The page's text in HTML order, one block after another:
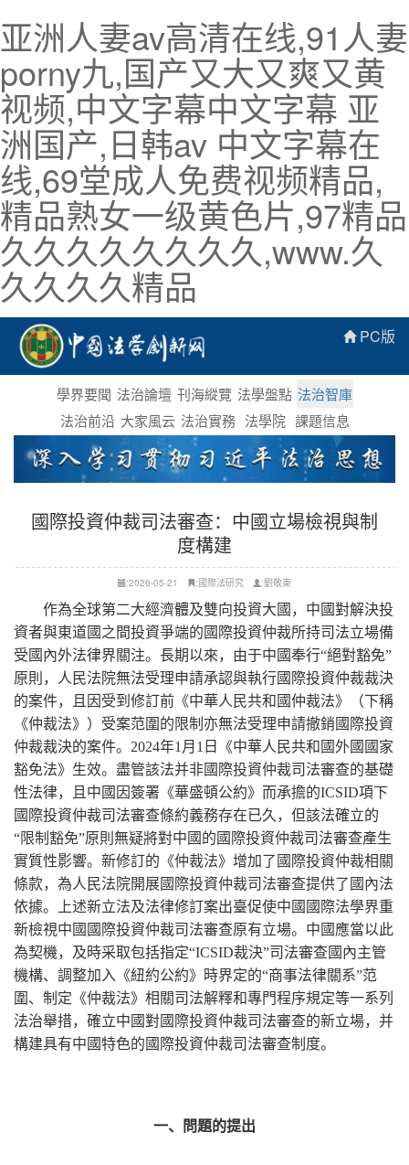
亚洲人妻av高清在线,91人妻
porny九,国产又大又爽又黄
视频,中文字幕中文字幕 亚
洲国产,日韩av 中文字幕在
线,69堂成人免费视频精品,
精品熟女一级黄色片,97精品
久久久久久久久久,www.久
久久久久精品
PC版
學界要聞 法治論壇 刊海縱覽 法學盤點 法治智庫
法治前沿 大家風云 法治實務 法學院 課題信息
國際投資仲裁司法審查：中國立場檢視與制
度構建
:2026-05-21 :國際法研究 :劉敬東
作為全球第二大經濟體及雙向投資大國，中國對解決投
資者與東道國之間投資爭端的國際投資仲裁所持司法立場備
受國內外法律界關注。長期以來，由于中國奉行“絕對豁免”
原則，人民法院無法受理申請承認與執行國際投資仲裁裁決
的案件，且因受到修訂前《中華人民共和國仲裁法》（下稱
《仲裁法》）受案范圍的限制亦無法受理申請撤銷國際投資
仲裁裁決的案件。2024年1月1日《中華人民共和國外國國家
豁免法》生效。盡管該法并非國際投資仲裁司法審查的基礎
性法律，且中國因簽署《華盛頓公約》而承擔的ICSID項下
國際投資仲裁司法審查條約義務存在已久，但該法確立的
“限制豁免”原則無疑將對中國的國際投資仲裁司法審查產生
實質性影響。新修訂的《仲裁法》增加了國際投資仲裁相關
條款，為人民法院開展國際投資仲裁司法審查提供了國內法
依據。上述新立法及法律修訂案出臺促使中國國際法學界重
新檢視中國國際投資仲裁司法審查原有立場。中國應當以此
為契機，及時采取包括指定“ICSID裁決”司法審查國內主管
機構、調整加入《紐約公約》時界定的“商事法律關系”范
圍、制定《仲裁法》相關司法解釋和專門程序規定等一系列
法治舉措，確立中國對國際投資仲裁司法審查的新立場，并
構建具有中國特色的國際投資仲裁司法審查制度。
一、問題的提出